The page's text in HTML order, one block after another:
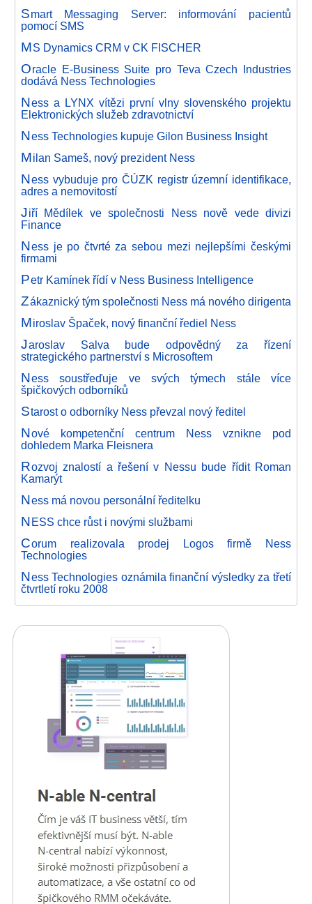
Smart Messaging Server: informování pacientů
pomocí SMS
MS Dynamics CRM v CK FISCHER
Oracle E-Business Suite pro Teva Czech Industries
dodává Ness Technologies
Ness a LYNX vítězi první vlny slovenského projektu
Elektronických služeb zdravotnictví
Ness Technologies kupuje Gilon Business Insight
Milan Sameš, nový prezident Ness
Ness vybuduje pro ČÚZK registr územní identifikace,
adres a nemovitostí
Jiří Mědílek ve společnosti Ness nově vede divizi
Finance
Ness je po čtvrté za sebou mezi nejlepšími českými
firmami
Petr Kamínek řídí v Ness Business Intelligence
Zákaznický tým společnosti Ness má nového dirigenta
Miroslav Špaček, nový finanční řediel Ness
Jaroslav Salva bude odpovědný za řízení
strategického partnerství s Microsoftem
Ness soustřeďuje ve svých týmech stále více
špičkových odborníků
Starost o odborníky Ness převzal nový ředitel
Nové kompetenční centrum Ness vznikne pod
dohledem Marka Fleisnera
Rozvoj znalostí a řešení v Nessu bude řídit Roman
Kamarýt
Ness má novou personální ředitelku
NESS chce růst i novými službami
Corum realizovala prodej Logos firmě Ness
Technologies
Ness Technologies oznámila finanční výsledky za třetí
čtvrtletí roku 2008